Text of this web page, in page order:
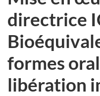
directrice
formes
libération